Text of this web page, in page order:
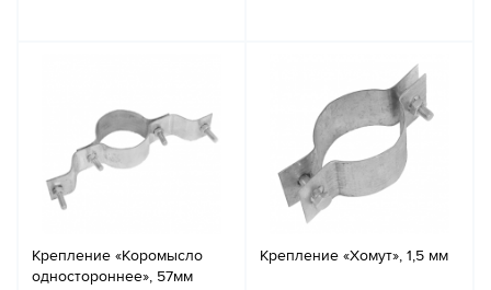
Крепление «Коромысло
одностороннее», 57мм
Крепление «Хомут», 1,5 мм